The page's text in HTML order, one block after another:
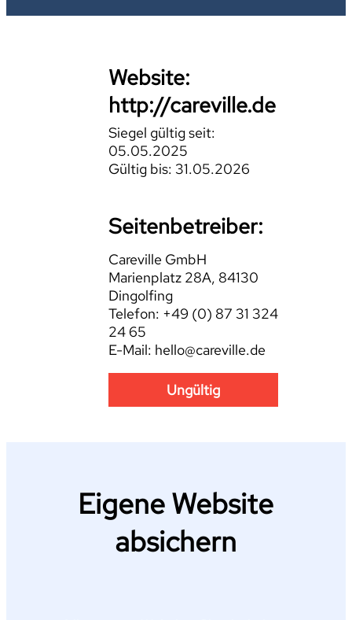
Website:
http://careville.de
Siegel gültig seit:
05.05.2025
Gültig bis: 31.05.2026
Seitenbetreiber:
Careville GmbH
Marienplatz 28A, 84130
Dingolfing
Telefon: +49 (0) 87 31 324
24 65
E-Mail: hello@careville.de
Ungültig
Eigene Website
absichern